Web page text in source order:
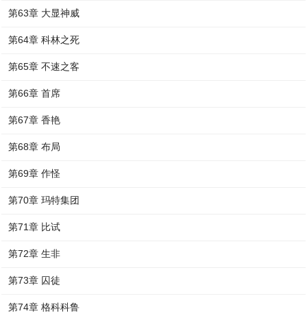
第63章 大显神威
第64章 科林之死
第65章 不速之客
第66章 首席
第67章 香艳
第68章 布局
第69章 作怪
第70章 玛特集团
第71章 比试
第72章 生非
第73章 囚徒
第74章 格科科鲁